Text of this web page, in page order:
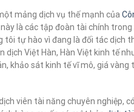
mảng dịch vụ thế mạnh của
là các tập đoàn tài chính
tôi tự hào vì đang là đối tác dịch
Việt Hàn, Hàn Việt kinh tế
khảo sát kinh tế vĩ mô, giá
viên tài năng chuyên nghiệp,